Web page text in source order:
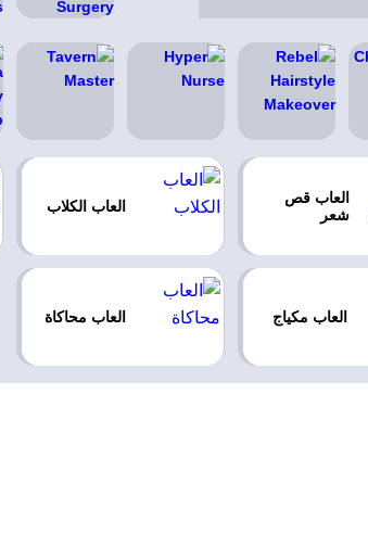
العاب قص
شعر
العاب الكلاب
العاب مكياج العاب محاكاة